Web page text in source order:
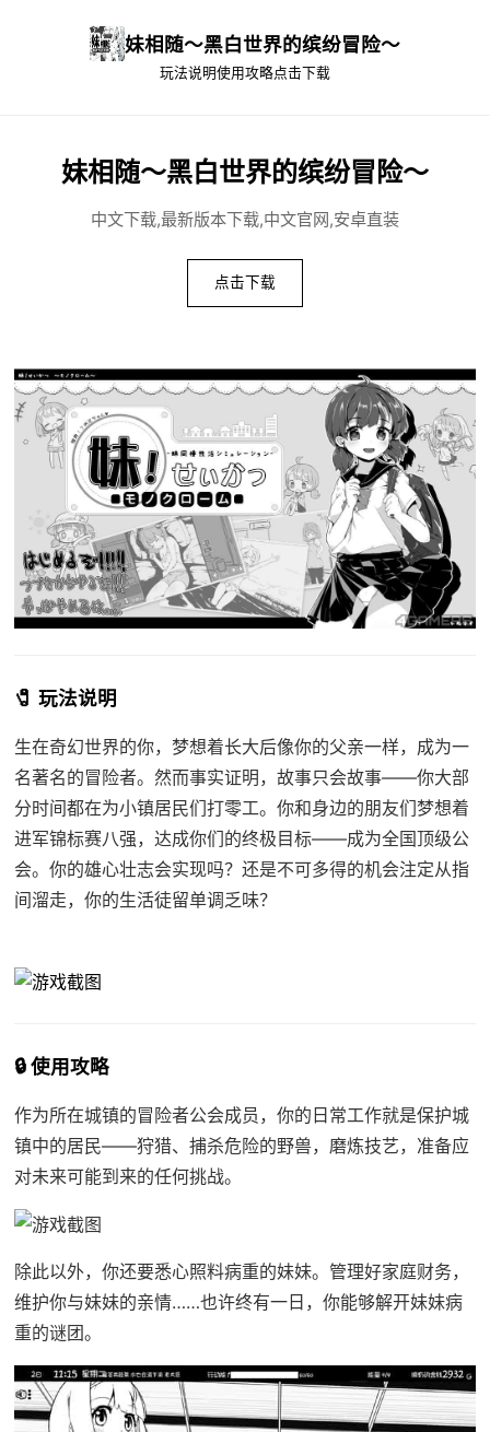
妹相随～黑白世界的缤纷冒险～
玩法说明使用攻略点击下载
妹相随～黑白世界的缤纷冒险～
中文下载,最新版本下载,中文官网,安卓直装
点击下载
🧷 玩法说明
生在奇幻世界的你，梦想着长大后像你的父亲一样，成为一
名著名的冒险者。然而事实证明，故事只会故事——你大部
分时间都在为小镇居民们打零工。你和身边的朋友们梦想着
进军锦标赛八强，达成你们的终极目标——成为全国顶级公
会。你的雄心壮志会实现吗？还是不可多得的机会注定从指
间溜走，你的生活徒留单调乏味？
🔒 使用攻略
作为所在城镇的冒险者公会成员，你的日常工作就是保护城
镇中的居民——狩猎、捕杀危险的野兽，磨炼技艺，准备应
对未来可能到来的任何挑战。
除此以外，你还要悉心照料病重的妹妹。管理好家庭财务，
维护你与妹妹的亲情……也许终有一日，你能够解开妹妹病
重的谜团。